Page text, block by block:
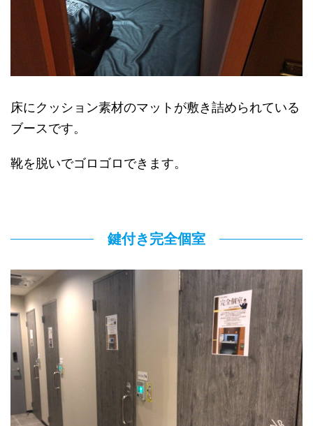
床にクッション素材のマットが敷き詰められている
ブースです。
靴を脱いでゴロゴロできます。
鍵付き完全個室